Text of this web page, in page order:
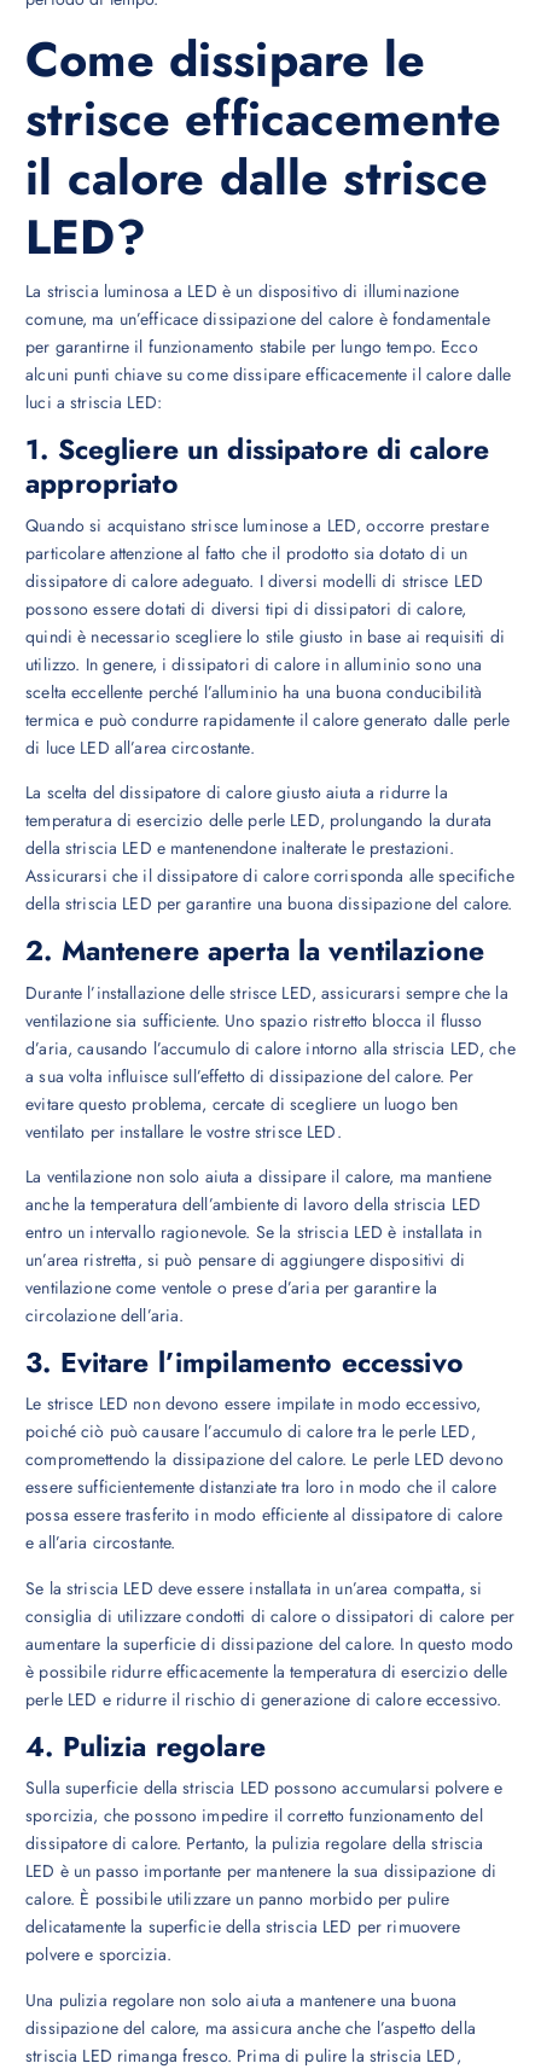
Come dissipare le
strisce efficacemente
il calore dalle strisce
LED?
La striscia luminosa a LED è un dispositivo di illuminazione
comune, ma un’efficace dissipazione del calore è fondamentale
per garantirne il funzionamento stabile per lungo tempo. Ecco
alcuni punti chiave su come dissipare efficacemente il calore dalle
luci a striscia LED:
1. Scegliere un dissipatore di calore
appropriato
Quando si acquistano strisce luminose a LED, occorre prestare
particolare attenzione al fatto che il prodotto sia dotato di un
dissipatore di calore adeguato. I diversi modelli di strisce LED
possono essere dotati di diversi tipi di dissipatori di calore,
quindi è necessario scegliere lo stile giusto in base ai requisiti di
utilizzo. In genere, i dissipatori di calore in alluminio sono una
scelta eccellente perché l’alluminio ha una buona conducibilità
termica e può condurre rapidamente il calore generato dalle perle
di luce LED all’area circostante.
La scelta del dissipatore di calore giusto aiuta a ridurre la
temperatura di esercizio delle perle LED, prolungando la durata
della striscia LED e mantenendone inalterate le prestazioni.
Assicurarsi che il dissipatore di calore corrisponda alle specifiche
della striscia LED per garantire una buona dissipazione del calore.
2. Mantenere aperta la ventilazione
Durante l’installazione delle strisce LED, assicurarsi sempre che la
ventilazione sia sufficiente. Uno spazio ristretto blocca il flusso
d’aria, causando l’accumulo di calore intorno alla striscia LED, che
a sua volta influisce sull’effetto di dissipazione del calore. Per
evitare questo problema, cercate di scegliere un luogo ben
ventilato per installare le vostre strisce LED.
La ventilazione non solo aiuta a dissipare il calore, ma mantiene
anche la temperatura dell’ambiente di lavoro della striscia LED
entro un intervallo ragionevole. Se la striscia LED è installata in
un’area ristretta, si può pensare di aggiungere dispositivi di
ventilazione come ventole o prese d’aria per garantire la
circolazione dell’aria.
3. Evitare l’impilamento eccessivo
Le strisce LED non devono essere impilate in modo eccessivo,
poiché ciò può causare l’accumulo di calore tra le perle LED,
compromettendo la dissipazione del calore. Le perle LED devono
essere sufficientemente distanziate tra loro in modo che il calore
possa essere trasferito in modo efficiente al dissipatore di calore
e all’aria circostante.
Se la striscia LED deve essere installata in un’area compatta, si
consiglia di utilizzare condotti di calore o dissipatori di calore per
aumentare la superficie di dissipazione del calore. In questo modo
è possibile ridurre efficacemente la temperatura di esercizio delle
perle LED e ridurre il rischio di generazione di calore eccessivo.
4. Pulizia regolare
Sulla superficie della striscia LED possono accumularsi polvere e
sporcizia, che possono impedire il corretto funzionamento del
dissipatore di calore. Pertanto, la pulizia regolare della striscia
LED è un passo importante per mantenere la sua dissipazione di
calore. È possibile utilizzare un panno morbido per pulire
delicatamente la superficie della striscia LED per rimuovere
polvere e sporcizia.
Una pulizia regolare non solo aiuta a mantenere una buona
dissipazione del calore, ma assicura anche che l’aspetto della
striscia LED rimanga fresco. Prima di pulire la striscia LED,